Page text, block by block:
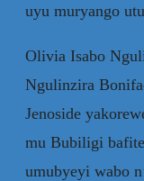
uyu muryango
Olivia Isabo
Ngulinzira
Jenoside
mu Bubiligi
umubyeyi wabo